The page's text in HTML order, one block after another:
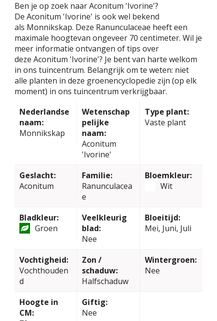
Ben je op zoek naar Aconitum 'Ivorine'?
De Aconitum 'Ivorine' is ook wel bekend
als Monnikskap. Deze Ranunculaceae heeft een
maximale hoogtevan ongeveer 70 centimeter. Wil je
meer informatie ontvangen of tips over
deze Aconitum 'Ivorine'? Je bent van harte welkom
in ons tuincentrum. Belangrijk om te weten: niet
alle planten in deze groenencyclopedie zijn (op elk
moment) in ons tuincentrum verkrijgbaar.
Nederlandse
naam:
Monnikskap
Wetenschap
pelijke
naam:
Aconitum
'Ivorine'
Type plant:
Vaste plant
Geslacht:
Aconitum
Familie:
Ranunculacea
e
Bloemkleur:
Wit
Bladkleur:
Groen
Veelkleurig
blad:
Nee
Bloeitijd:
Mei, Juni, Juli
Vochtigheid:
Vochthouden
d
Zon /
schaduw:
Halfschaduw
Wintergroen:
Nee
Hoogte in
CM:
Giftig:
Nee